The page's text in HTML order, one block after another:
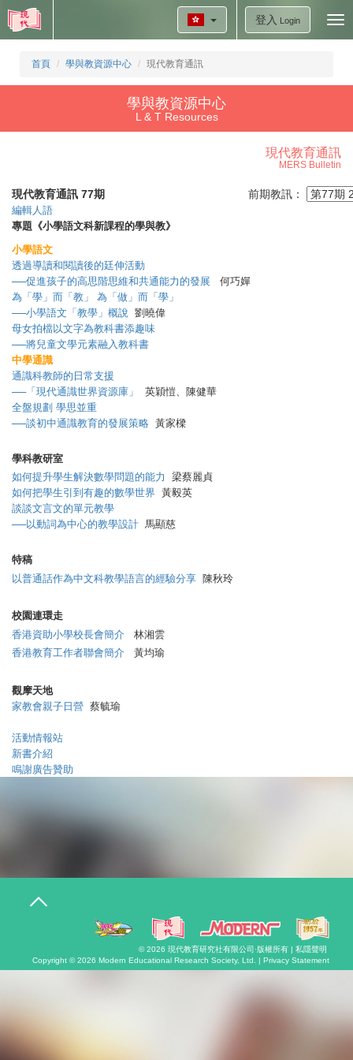
登入 Login
首頁 學與教資源中心 現代教育通訊
學與教資源中心
L & T Resources
現代教育通訊
MERS Bulletin
現代教育通訊 77期 前期教訊：
編輯人語
專題《小學語文科新課程的學與教》
小學語文
透過導讀和閱讀後的廷伸活動
──促進孩子的高思階思維和共通能力的發展 何巧嬋
為「學」而「教」 為「做」而「學」
──小學語文「教學」概說 劉曉偉
母女拍檔以文字為教科書添趣味
──將兒童文學元素融入教科書
中學通識
通識科教師的日常支援
──「現代通識世界資源庫」
英穎愷、陳健華
全盤規劃 學思並重
──談初中通識教育的發展策略 黃家樑
學科教研室
如何提升學生解決數學問題的能力
梁蔡麗貞
如何把學生引到有趣的數學世界 黃毅英
談談文言文的單元教學
──以動詞為中心的教學設計 馬顯慈
特稿
以普通話作為中文科教學語言的經驗分享 陳秋玲
校園連環走
香港資助小學校長會簡介 林湘雲
香港教育工作者聯會簡介 黃均瑜
觀摩天地
家教會親子日營 蔡毓瑜
活動情報站
新書介紹
鳴謝廣告贊助
T
n
© 2026 現代教育研究社有限公司 ·版權所有 | 私隱聲明
Copyright © 2026 Modern Educational Research Society, Ltd. | Privacy Statement